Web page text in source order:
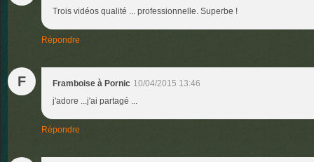
Trois vidéos qualité ... professionnelle. Superbe !
Répondre
F Framboise à Pornic 10/04/2015 13:46
j'adore ...j'ai partagé ...
Répondre